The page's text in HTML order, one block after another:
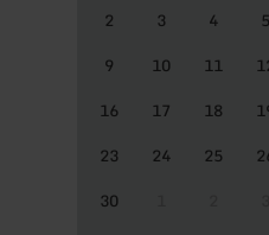
2
3 4 5
9
10 11
16
17 18
23
24 25
30